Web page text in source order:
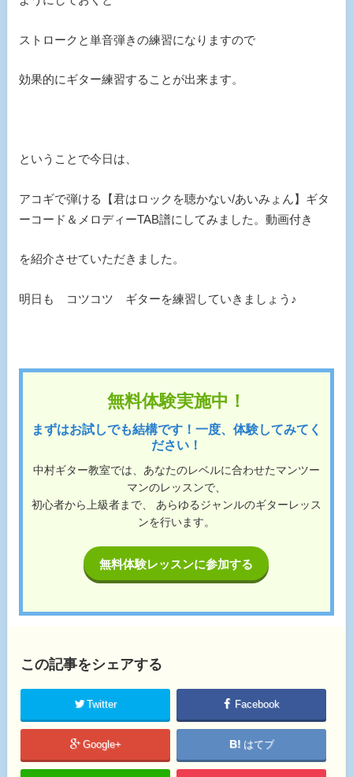
ストロークと単音弾きの練習になりますので
効果的にギター練習することが出来ます。
ということで今日は、
アコギで弾ける【君はロックを聴かない/あいみょん】ギタ
ーコード＆メロディーTAB譜にしてみました。動画付き
を紹介させていただきました。
明日も コツコツ ギターを練習していきましょう♪
無料体験実施中！
まずはお試しでも結構です！一度、体験してみてく
ださい！
中村ギター教室では、あなたのレベルに合わせたマンツー
マンのレッスンで、
初心者から上級者まで、 あらゆるジャンルのギターレッス
ンを行います。
無料体験レッスンに参加する
この記事をシェアする
Twitter Facebook
Google+ はてブ